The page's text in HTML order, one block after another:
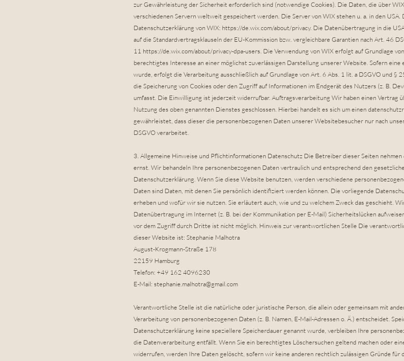
zur Gewährleistung der Sicherheit erforderlich sind (notwendige Cookies). Die Daten, die über
verschiedenen Servern weltweit gespeichert werden. Die Server von WIX stehen u. a. in den USA.
Datenschutzerklärung von WIX: https://de.wix.com/about/privacy. Die Datenübertragung in die
auf die Standardvertragsklauseln der EU-Kommission bzw. vergleichbare Garantien nach Art. 46
11 https://de.wix.com/about/privacy-dpa-users. Die Verwendung von WIX erfolgt auf Grundlage
berechtigtes Interesse an einer möglichst zuverlässigen Darstellung unserer Website. Sofern
wurde, erfolgt die Verarbeitung ausschließlich auf Grundlage von Art. 6 Abs. 1 lit. a DSGVO und §
die Speicherung von Cookies oder den Zugriff auf Informationen im Endgerät des Nutzers (z. B.
umfasst. Die Einwilligung ist jederzeit widerrufbar. Auftragsverarbeitung Wir haben einen Vertrag
Nutzung des oben genannten Dienstes geschlossen. Hierbei handelt es sich um einen
gewährleistet, dass dieser die personenbezogenen Daten unserer Websitebesucher nur nach
DSGVO verarbeitet.
3. Allgemeine Hinweise und Pflichtinformationen Datenschutz Die Betreiber dieser Seiten
ernst. Wir behandeln Ihre personenbezogenen Daten vertraulich und entsprechend den
Datenschutzerklärung. Wenn Sie diese Website benutzen, werden verschiedene
Daten sind Daten, mit denen Sie persönlich identifiziert werden können. Die vorliegende
erheben und wofür wir sie nutzen. Sie erläutert auch, wie und zu welchem Zweck das geschieht.
Datenübertragung im Internet (z. B. bei der Kommunikation per E-Mail) Sicherheitslücken
vor dem Zugriff durch Dritte ist nicht möglich. Hinweis zur verantwortlichen Stelle Die
dieser Website ist: Stephanie Malhotra
August-Krogmann-Straße 178
22159 Hamburg
Telefon: +49 162 4096230
E-Mail: stephanie.malhotra@gmail.com
Verantwortliche Stelle ist die natürliche oder juristische Person, die allein oder gemeinsam mit
Verarbeitung von personenbezogenen Daten (z. B. Namen, E-Mail-Adressen o. Ä.) entscheidet.
Datenschutzerklärung keine speziellere Speicherdauer genannt wurde, verbleiben Ihre
die Datenverarbeitung entfällt. Wenn Sie ein berechtigtes Löschersuchen geltend machen oder
widerrufen, werden Ihre Daten gelöscht, sofern wir keine anderen rechtlich zulässigen Gründe für